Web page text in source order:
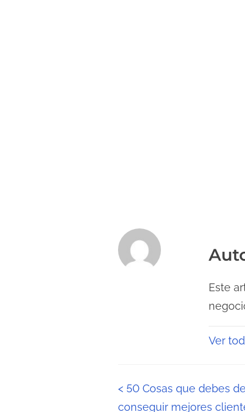
Este
Ver
N
< 50 Cosas que debes
conseguir mejores